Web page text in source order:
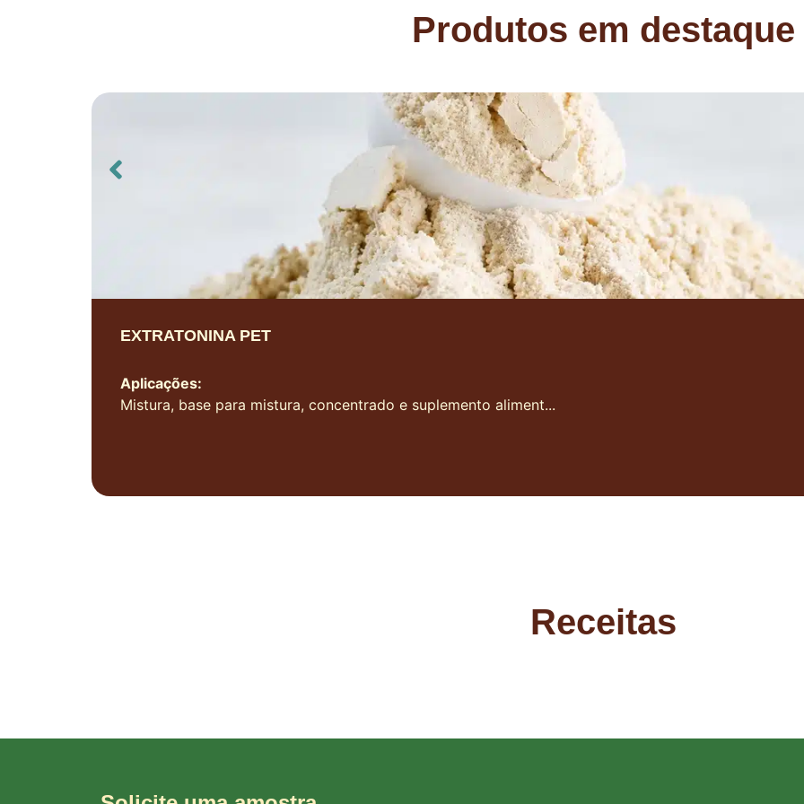
Produtos em destaque
EXTRATONINA PET
Aplicações:
Mistura, base para mistura, concentrado e suplemento aliment...
Receitas